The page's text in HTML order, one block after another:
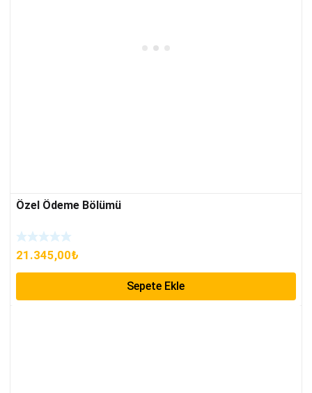
Özel Ödeme Bölümü
21.345,00₺
Sepete Ekle